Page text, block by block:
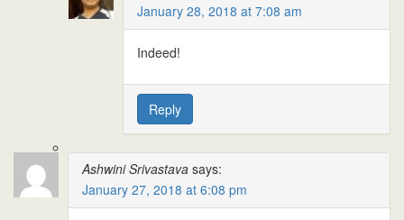
January 28, 2018 at 7:08 am
Indeed!
Reply
Ashwini Srivastava says:
January 27, 2018 at 6:08 pm